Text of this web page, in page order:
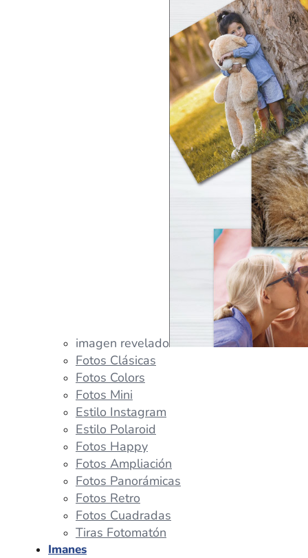
imagen revelado
Fotos Clásicas
Fotos Colors
Fotos Mini
Estilo Instagram
Estilo Polaroid
Fotos Happy
Fotos Ampliación
Fotos Panorámicas
Fotos Retro
Fotos Cuadradas
Tiras Fotomatón
Imanes